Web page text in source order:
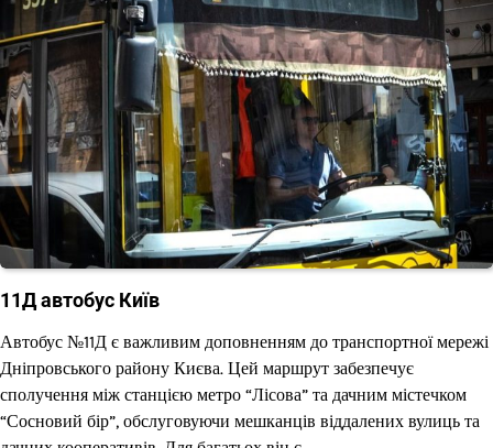
11Д автобус Київ
Автобус №11Д є важливим доповненням до транспортної мережі
Дніпровського району Києва. Цей маршрут забезпечує
сполучення між станцією метро “Лісова” та дачним містечком
“Сосновий бір”, обслуговуючи мешканців віддалених вулиць та